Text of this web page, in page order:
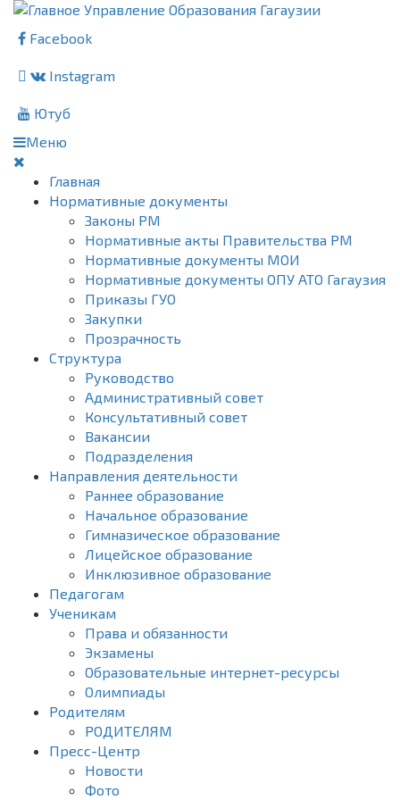
Facebook
Instagram
Ютуб
Меню
Главная
Нормативные документы
Законы РМ
Нормативные акты Правительства РМ
Нормативные документы МОИ
Нормативные документы ОПУ АТО Гагаузия
Приказы ГУО
Закупки
Прозрачность
Структура
Руководство
Административный совет
Консультативный совет
Вакансии
Подразделения
Направления деятельности
Раннее образование
Начальное образование
Гимназическое образование
Лицейское образование
Инклюзивное образование
Педагогам
Ученикам
Права и обязанности
Экзамены
Образовательные интернет-ресурсы
Олимпиады
Родителям
РОДИТЕЛЯМ
Пресс-Центр
Новости
Фото